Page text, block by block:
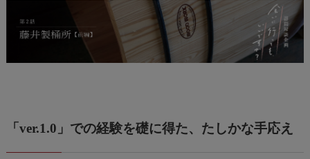
「ver.1.0」での経験を礎に得た、たしかな手応え